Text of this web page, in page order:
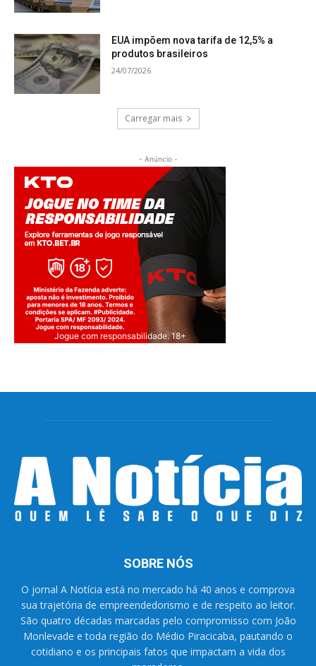
EUA impõem nova tarifa de 12,5% a
produtos brasileiros
24/07/2026
Carregar mais
- Anúncio -
Jogue com responsabilidade. 18+
SOBRE NÓS
O jornal A Notícia está no mercado há 40 anos e comprova
sua trajetória de empreendedorismo e de respeito ao leitor.
São quatro décadas marcadas pelo compromisso com João
Monlevade e toda região do Médio Piracicaba, pautando o
cotidiano e os principais fatos que impactam a vida dos